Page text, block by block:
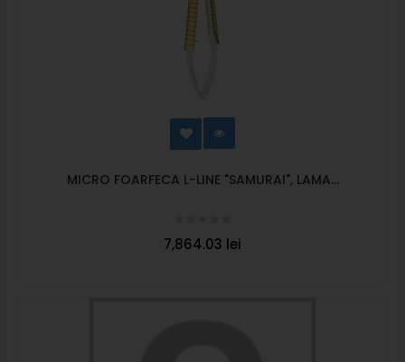
MICRO FOARFECA L-LINE "SAMURAI", LAMA...
7,864.03 lei